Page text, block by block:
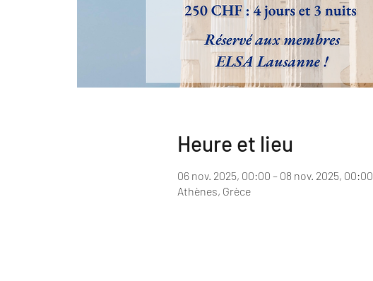
Heure et lieu
06 nov. 2025, 00:00 – 08 nov. 2025, 00:00
Athènes, Grèce